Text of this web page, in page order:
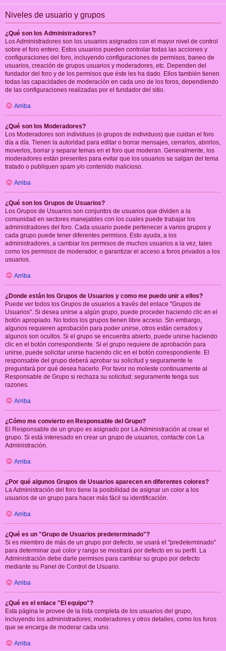
Niveles de usuario y grupos
¿Qué son los Administradores?
Los Administradores son los usuarios asignados con el mayor nivel de control
sobre el foro entero. Estos usuarios pueden controlar todas las acciones y
configuraciones del foro, incluyendo configuraciones de permisos, baneo de
usuarios, creación de grupos usuarios y moderadores, etc. Dependen del
fundador del foro y de los permisos que éste les ha dado. Ellos también tienen
todas las capacidades de moderación en cada uno de los foros, dependiendo
de las configuraciones realizadas por el fundador del sitio.
Arriba
¿Qué son los Moderadores?
Los Moderadores son individuos (o grupos de individuos) que cuidan el foro
día a día. Tienen la autoridad para editar o borrar mensajes, cerrarlos, abrirlos,
moverlos, borrar y separar temas en el foro que moderan. Generalmente, los
moderadores están presentes para evitar que los usuarios se salgan del tema
tratado o publiquen spam y/o contenido malicioso.
Arriba
¿Qué son los Grupos de Usuarios?
Los Grupos de Usuarios son conjuntos de usuarios que dividen a la
comunidad en sectores manejables con los cuales puede trabajar los
administradores del foro. Cada usuario puede pertenecer a varios grupos y
cada grupo puede tener diferentes permisos. Esto ayuda, a los
administradores, a cambiar los permisos de muchos usuarios a la vez, tales
como los permisos de moderador, o garantizar el acceso a foros privados a los
usuarios.
Arriba
¿Donde están los Grupos de Usuarios y como me puedo unir a ellos?
Puede ver todos los Grupos de usuarios a través del enlace "Grupos de
Usuarios". Si desea unirse a algún grupo, puede proceder haciendo clic en el
botón apropiado. No todos los grupos tienen libre acceso. Sin embargo,
algunos requieren aprobación para poder unirse, otros están cerrados y
algunos son ocultos. Si el grupo se encuentra abierto, puede unirse haciendo
clic en el botón correspondiente. Si el grupo requiere de aprobación para
unirse, puede solicitar unirse haciendo clic en el botón correspondiente. El
responsable del grupo deberá aprobar su solicitud y seguramente le
preguntará por qué desea hacerlo. Por favor no moleste continuamente al
Responsable de Grupo si rechaza su solicitud; seguramente tenga sus
razones.
Arriba
¿Cómo me convierto en Responsable del Grupo?
El Responsable de un grupo es asignado por La Administración al crear el
grupo. Si está interesado en crear un grupo de usuarios, contacte con La
Administración.
Arriba
¿Por qué algunos Grupos de Usuarios aparecen en diferentes colores?
La Administración del foro tiene la posibilidad de asignar un color a los
usuarios de un grupo para hacer más fácil su identificación.
Arriba
¿Qué es un "Grupo de Usuarios predeterminado"?
Si es miembro de más de un grupo por defecto, se usará el "predeterminado"
para determinar qué color y rango se mostrará por defecto en su perfil. La
Administración debe darle permisos para cambiar su grupo por defecto
mediante su Panel de Control de Usuario.
Arriba
¿Qué es el enlace "El equipo"?
Esta página le provee de la lista completa de los usuarios del grupo,
incluyendo los administradores, moderadores y otros detalles, como los foros
que se encarga de moderar cada uno.
Arriba